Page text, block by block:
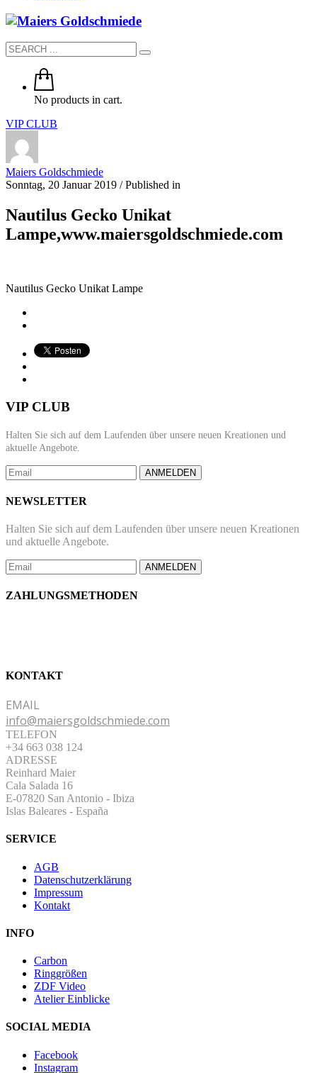
No products in cart.
VIP CLUB
Maiers Goldschmiede
Sonntag, 20 Januar 2019 /Published in
Nautilus Gecko Unikat
Lampe,www.maiersgoldschmiede.com
Nautilus Gecko Unikat Lampe
VIP CLUB
Halten Sie sich auf dem Laufenden über unsere neuen Kreationen und
aktuelle Angebote.
ANMELDEN
NEWSLETTER
Halten Sie sich auf dem Laufenden über unsere neuen Kreationen
und aktuelle Angebote.
ANMELDEN
ZAHLUNGSMETHODEN
KONTAKT
EMAIL
info@maiersgoldschmiede.com
TELEFON
+34 663 038 124
ADRESSE
Reinhard Maier
Cala Salada 16
E-07820 San Antonio - Ibiza
Islas Baleares - España
SERVICE
AGB
Datenschutzerklärung
Impressum
Kontakt
INFO
Carbon
Ringgrößen
ZDF Video
Atelier Einblicke
SOCIAL MEDIA
Facebook
Instagram